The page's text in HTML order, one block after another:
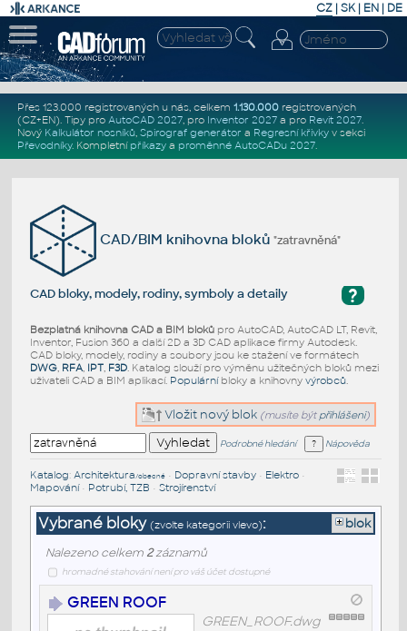
CZ | SK| EN | DE
Přes 123.000 registrovaných u nás, celkem 1.130.000registrovaných
(CZ+EN). Tipy pro AutoCAD 2027, pro Inventor 2027a pro Revit 2027.
Nový Kalkulátor nosníků, Spirograf generátor a Regresní křivkyv sekci
Převodníky. Kompletní příkazya proměnné AutoCADu 2027.
CAD/BIM knihovna bloků"zatravněná"
?
CAD bloky, modely, rodiny, symboly a detaily
Bezplatná knihovna CAD a BIM blokůpro AutoCAD, AutoCAD LT, Revit,
Inventor, Fusion 360 a další 2D a 3D CAD aplikace firmy Autodesk.
CAD bloky, modely, rodiny a soubory jsou ke stažení ve formátech
DWG, RFA, IPT, F3D. Katalog slouží pro výměnu užitečných bloků mezi
uživateli CAD a BIM aplikací. Populárníbloky a knihovny výrobců.
Vložit nový blok (musíte být přihlášeni)
Podrobné hledání Nápověda
Katalog: Architektura/obecné• Dopravní stavby• Elektro•
Mapování• Potrubí, TZB • Strojírenství
Vybrané bloky (zvolte kategorii vlevo): blok
Nalezeno celkem 2záznamů
hromadné stahování není pro váš účet dostupné
GREEN ROOF
GREEN_ROOF.dwg